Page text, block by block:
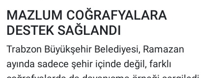
MAZLUM COĞRAFYALARA
DESTEK SAĞLANDI
Trabzon Büyükşehir Belediyesi, Ramazan
ayında sadece şehir içinde değil, farklı